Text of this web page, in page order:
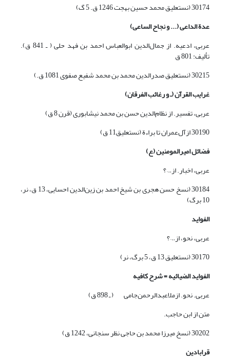
30174 (نستعلیق محمد حسین بهجت 1246 ق. 5 گ)
عدةالداعی (... و نجاح الساعی)
عربی، ادعیه. از جمال‌الدین ابوالعباس احمد بن فهد حلی ( ـ 841 ق).
تألیف: 801 ق
30215 (نستعلیق صدرالدین محمد بن محمد شفیع صفوی 1081 ق.)
غرایب القرآن (ـ و رغائب الفرقان)
عربی، تفسیر. از نظام‌الدین حسن بن محمد نیشابوری (قرن 8 ق)
30190 ازآل‌عمران تا براءة (نستعلیق11 ق)
فضائل امیرالمومنین (ع)
عربی، اخبار. از…؟
30184 (نسخ حسن هجری بن شیخ احمد بن زین‌الدین احسایی، 13 ق، نر،
10 برگ)
الفواید
عربی، نحو، از…؟
30170 (نستعلیق 13 ق، 5 برگ، نر)
الفواید الضیائیه = شرح کافیه
عربی. نحو. ازملاعبدالرحمن‌جامی ( ـ 898 ق)
متن از ابن حاجب.
30202 (نسخ میرزا محمد بن حاجی نظر سنجانی، 1242 ق)
قرابادین